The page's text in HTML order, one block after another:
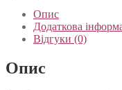
Опис
Додаткова
Відгуки (0)
Опис